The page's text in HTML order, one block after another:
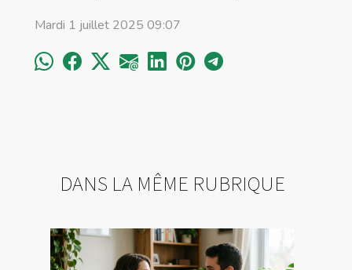
DANS LA MÊME RUBRIQUE
Mardi 1 juillet 2025 09:07